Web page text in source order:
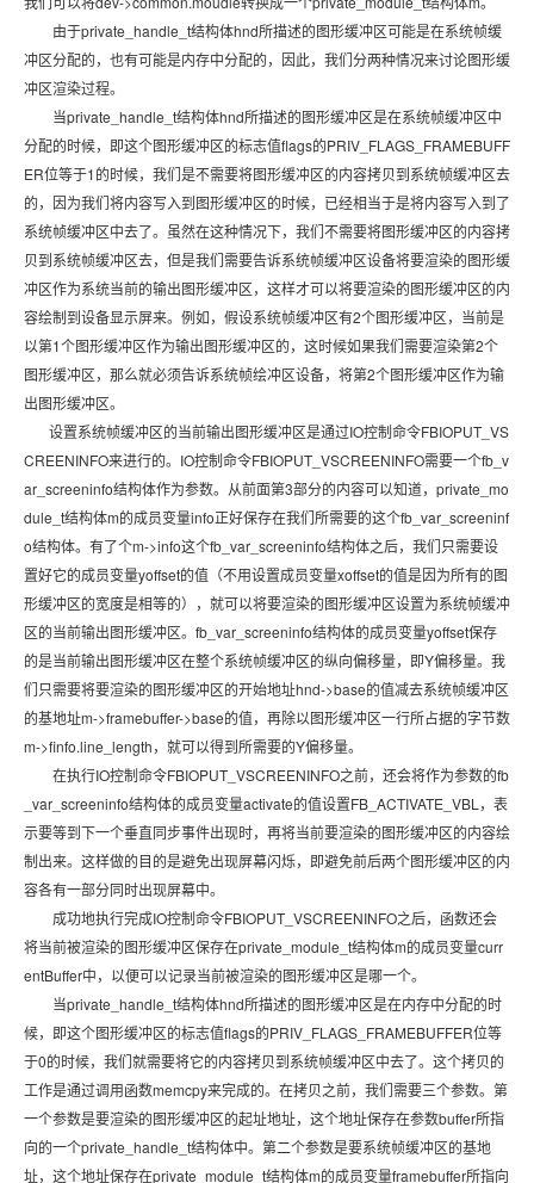
由于private_handle_t结构体hnd所描述的图形缓冲区可能是在系统帧缓
冲区分配的，也有可能是内存中分配的，因此，我们分两种情况来讨论图形缓
冲区渲染过程。
当private_handle_t结构体hnd所描述的图形缓冲区是在系统帧缓冲区中
分配的时候，即这个图形缓冲区的标志值flags的PRIV_FLAGS_FRAMEBUFF
ER位等于1的时候，我们是不需要将图形缓冲区的内容拷贝到系统帧缓冲区去
的，因为我们将内容写入到图形缓冲区的时候，已经相当于是将内容写入到了
系统帧缓冲区中去了。虽然在这种情况下，我们不需要将图形缓冲区的内容拷
贝到系统帧缓冲区去，但是我们需要告诉系统帧缓冲区设备将要渲染的图形缓
冲区作为系统当前的输出图形缓冲区，这样才可以将要渲染的图形缓冲区的内
容绘制到设备显示屏来。例如，假设系统帧缓冲区有2个图形缓冲区，当前是
以第1个图形缓冲区作为输出图形缓冲区的，这时候如果我们需要渲染第2个
图形缓冲区，那么就必须告诉系统帧绘冲区设备，将第2个图形缓冲区作为输
出图形缓冲区。
设置系统帧缓冲区的当前输出图形缓冲区是通过IO控制命令FBIOPUT_VS
CREENINFO来进行的。IO控制命令FBIOPUT_VSCREENINFO需要一个fb_v
ar_screeninfo结构体作为参数。从前面第3部分的内容可以知道，private_mo
dule_t结构体m的成员变量info正好保存在我们所需要的这个fb_var_screeninf
o结构体。有了个m->info这个fb_var_screeninfo结构体之后，我们只需要设
置好它的成员变量yoffset的值（不用设置成员变量xoffset的值是因为所有的图
形缓冲区的宽度是相等的），就可以将要渲染的图形缓冲区设置为系统帧缓冲
区的当前输出图形缓冲区。fb_var_screeninfo结构体的成员变量yoffset保存
的是当前输出图形缓冲区在整个系统帧缓冲区的纵向偏移量，即Y偏移量。我
们只需要将要渲染的图形缓冲区的开始地址hnd->base的值减去系统帧缓冲区
的基地址m->framebuffer->base的值，再除以图形缓冲区一行所占据的字节数
m->finfo.line_length，就可以得到所需要的Y偏移量。
在执行IO控制命令FBIOPUT_VSCREENINFO之前，还会将作为参数的fb
_var_screeninfo结构体的成员变量activate的值设置FB_ACTIVATE_VBL，表
示要等到下一个垂直同步事件出现时，再将当前要渲染的图形缓冲区的内容绘
制出来。这样做的目的是避免出现屏幕闪烁，即避免前后两个图形缓冲区的内
容各有一部分同时出现屏幕中。
成功地执行完成IO控制命令FBIOPUT_VSCREENINFO之后，函数还会
将当前被渲染的图形缓冲区保存在private_module_t结构体m的成员变量curr
entBuffer中，以便可以记录当前被渲染的图形缓冲区是哪一个。
当private_handle_t结构体hnd所描述的图形缓冲区是在内存中分配的时
候，即这个图形缓冲区的标志值flags的PRIV_FLAGS_FRAMEBUFFER位等
于0的时候，我们就需要将它的内容拷贝到系统帧缓冲区中去了。这个拷贝的
工作是通过调用函数memcpy来完成的。在拷贝之前，我们需要三个参数。第
一个参数是要渲染的图形缓冲区的起址地址，这个地址保存在参数buffer所指
向的一个private_handle_t结构体中。第二个参数是要系统帧缓冲区的基地
址，这个地址保存在private_module_t结构体m的成员变量framebuffer所指向